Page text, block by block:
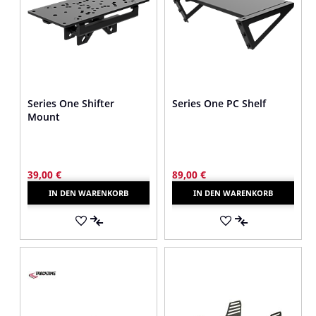
Series One Shifter
Mount
39,00 €
IN DEN WARENKORB
AUF
DEN
AUF
Series One PC Shelf
89,00 €
IN DEN WARENKORB
AUF
DEN
AUF